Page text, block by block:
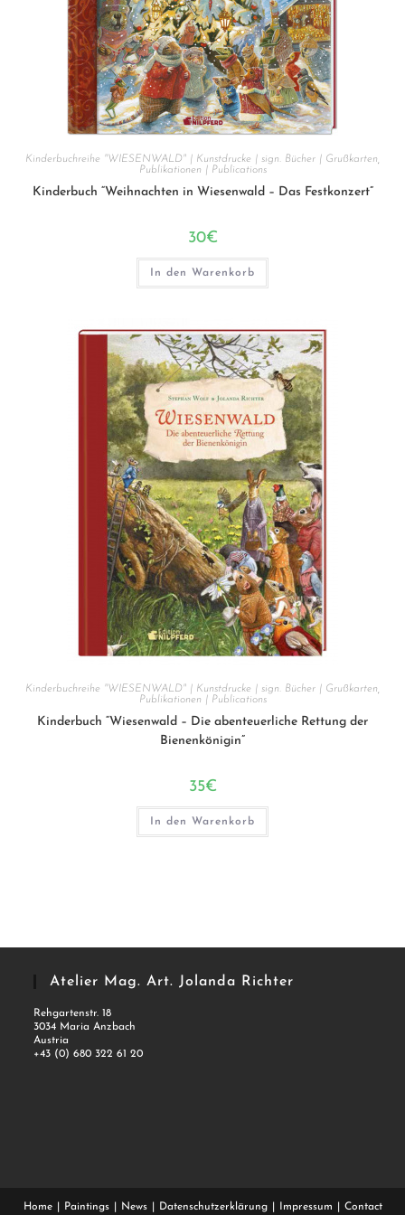
Kinderbuchreihe "WIESENWALD" | Kunstdrucke | sign. Bücher | Grußkarten
Publikationen | Publications
Kinderbuch “Weihnachten in Wiesenwald – Das Festkonzert”
30€
In den Warenkorb
Kinderbuchreihe "WIESENWALD" | Kunstdrucke | sign. Bücher | Grußkarten
Publikationen | Publications
Kinderbuch “Wiesenwald – Die abenteuerliche Rettung der
Bienenkönigin”
35€
In den Warenkorb
Atelier Mag. Art. Jolanda Richter
Rehgartenstr. 18
3034 Maria Anzbach
Austria
+43 (0) 680 322 61 20
Home Paintings News Datenschutzerklärung Impressum Contact